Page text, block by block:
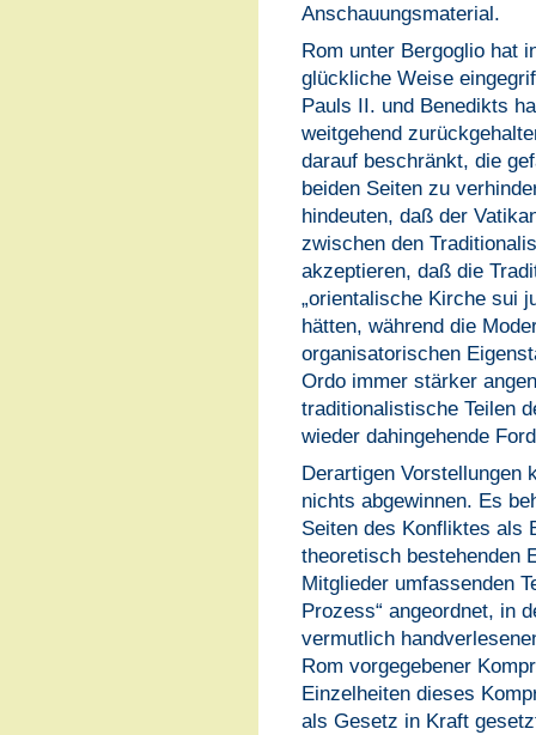
Anschauungsmaterial.
Rom unter Bergoglio hat
glückliche Weise
Pauls II. und Benedikts
weitgehend
darauf beschränkt, die
beiden Seiten zu
hindeuten, daß der
zwischen den
akzeptieren, daß die
„orientalische Kirche sui
hätten, während die
organisatorischen
Ordo immer stärker
traditionalistische Teilen
wieder dahingehende
Derartigen Vorstellungen
nichts abgewinnen. Es
Seiten des Konfliktes als
theoretisch bestehenden
Mitglieder umfassenden
Prozess“ angeordnet, in
vermutlich
Rom vorgegebener
Einzelheiten dieses
als Gesetz in Kraft